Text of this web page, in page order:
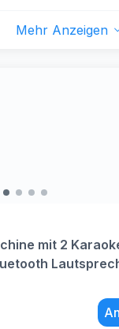
Mehr Anzeigen
mit 2
Karaoke
Party